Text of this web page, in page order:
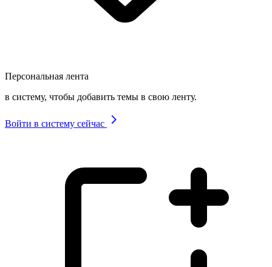
Персональная лента
в систему, чтобы добавить темы в свою ленту.
Войти в систему сейчас